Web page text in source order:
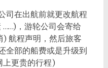
司在出航前就更改航程
……)，游轮公司会寄给
航程声明，然后旅客
全部的船费或是升级到
上更贵的行程)